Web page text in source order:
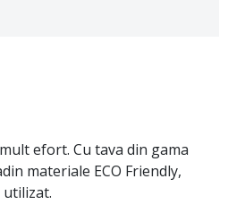
efort. Cu tava din gama
materiale ECO Friendly,
utilizat.